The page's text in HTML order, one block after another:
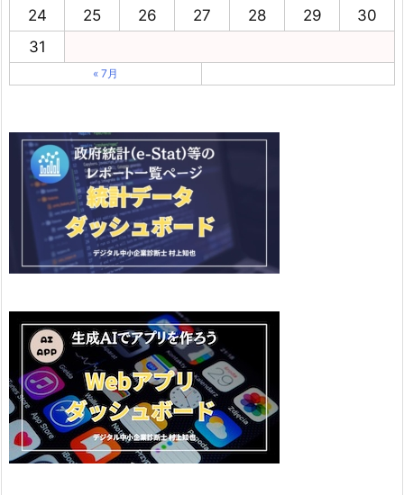
24
25 26 27 28 29
30
31
« 7月